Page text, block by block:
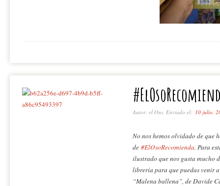
Autor: el Oso, Enviado el: 10 julio,
No nos hemos olvidado de que
de #ElOsoRecomienda. Para
ilustrado que nos gusta mucho
librería para que puedas venir
“Malena ballena”, de Davide